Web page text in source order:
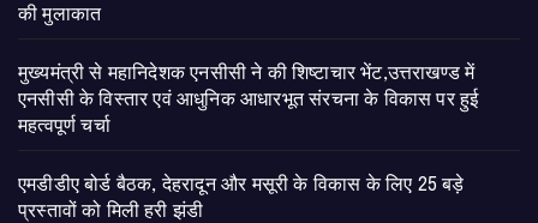
की मुलाकात
मुख्यमंत्री से महानिदेशक एनसीसी ने की शिष्टाचार भेंट,उत्तराखण्ड में
एनसीसी के विस्तार एवं आधुनिक आधारभूत संरचना के विकास पर हुई
महत्वपूर्ण चर्चा
एमडीडीए बोर्ड बैठक, देहरादून और मसूरी के विकास के लिए 25 बड़े
प्रस्तावों को मिली हरी झंडी